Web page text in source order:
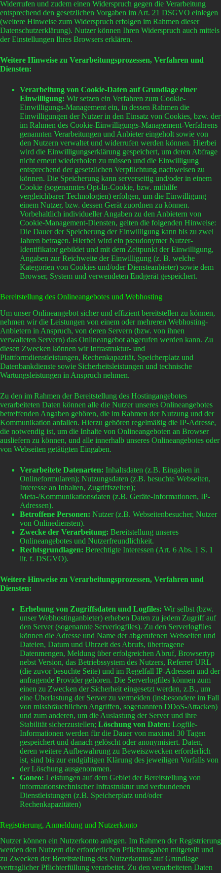
Widerrufen und zudem einen Widerspruch gegen die Verarbeitung
entsprechend den gesetzlichen Vorgaben im Art. 21 DSGVO einlegen
(weitere Hinweise zum Widerspruch erfolgen im Rahmen dieser
Datenschutzerklärung). Nutzer können Ihren Widerspruch auch mittels
der Einstellungen Ihres Browsers erklären.
Weitere Hinweise zu Verarbeitungsprozessen, Verfahren und
Diensten:
Verarbeitung von Cookie-Daten auf Grundlage einer
Einwilligung: Wir setzen ein Verfahren zum Cookie-
Einwilligungs-Management ein, in dessen Rahmen die
Einwilligungen der Nutzer in den Einsatz von Cookies, bzw. der
im Rahmen des Cookie-Einwilligungs-Management-Verfahrens
genannten Verarbeitungen und Anbieter eingeholt sowie von
den Nutzern verwaltet und widerrufen werden können. Hierbei
wird die Einwilligungserklärung gespeichert, um deren Abfrage
nicht erneut wiederholen zu müssen und die Einwilligung
entsprechend der gesetzlichen Verpflichtung nachweisen zu
können. Die Speicherung kann serverseitig und/oder in einem
Cookie (sogenanntes Opt-In-Cookie, bzw. mithilfe
vergleichbarer Technologien) erfolgen, um die Einwilligung
einem Nutzer, bzw. dessen Gerät zuordnen zu können.
Vorbehaltlich individueller Angaben zu den Anbietern von
Cookie-Management-Diensten, gelten die folgenden Hinweise:
Die Dauer der Speicherung der Einwilligung kann bis zu zwei
Jahren betragen. Hierbei wird ein pseudonymer Nutzer-
Identifikator gebildet und mit dem Zeitpunkt der Einwilligung,
Angaben zur Reichweite der Einwilligung (z. B. welche
Kategorien von Cookies und/oder Diensteanbieter) sowie dem
Browser, System und verwendeten Endgerät gespeichert.
Bereitstellung des Onlineangebotes und Webhosting
Um unser Onlineangebot sicher und effizient bereitstellen zu können,
nehmen wir die Leistungen von einem oder mehreren Webhosting-
Anbietern in Anspruch, von deren Servern (bzw. von ihnen
verwalteten Servern) das Onlineangebot abgerufen werden kann. Zu
diesen Zwecken können wir Infrastruktur- und
Plattformdienstleistungen, Rechenkapazität, Speicherplatz und
Datenbankdienste sowie Sicherheitsleistungen und technische
Wartungsleistungen in Anspruch nehmen.
Zu den im Rahmen der Bereitstellung des Hostingangebotes
verarbeiteten Daten können alle die Nutzer unseres Onlineangebotes
betreffenden Angaben gehören, die im Rahmen der Nutzung und der
Kommunikation anfallen. Hierzu gehören regelmäßig die IP-Adresse,
die notwendig ist, um die Inhalte von Onlineangeboten an Browser
ausliefern zu können, und alle innerhalb unseres Onlineangebotes oder
von Webseiten getätigten Eingaben.
Verarbeitete Datenarten: Inhaltsdaten (z.B. Eingaben in
Onlineformularen); Nutzungsdaten (z.B. besuchte Webseiten,
Interesse an Inhalten, Zugriffszeiten);
Meta-/Kommunikationsdaten (z.B. Geräte-Informationen, IP-
Adressen).
Betroffene Personen: Nutzer (z.B. Webseitenbesucher, Nutzer
von Onlinediensten).
Zwecke der Verarbeitung: Bereitstellung unseres
Onlineangebotes und Nutzerfreundlichkeit.
Rechtsgrundlagen: Berechtigte Interessen (Art. 6 Abs. 1 S. 1
lit. f. DSGVO).
Weitere Hinweise zu Verarbeitungsprozessen, Verfahren und
Diensten:
Erhebung von Zugriffsdaten und Logfiles: Wir selbst (bzw.
unser Webhostinganbieter) erheben Daten zu jedem Zugriff auf
den Server (sogenannte Serverlogfiles). Zu den Serverlogfiles
können die Adresse und Name der abgerufenen Webseiten und
Dateien, Datum und Uhrzeit des Abrufs, übertragene
Datenmengen, Meldung über erfolgreichen Abruf, Browsertyp
nebst Version, das Betriebssystem des Nutzers, Referrer URL
(die zuvor besuchte Seite) und im Regelfall IP-Adressen und der
anfragende Provider gehören. Die Serverlogfiles können zum
einen zu Zwecken der Sicherheit eingesetzt werden, z.B., um
eine Überlastung der Server zu vermeiden (insbesondere im Fall
von missbräuchlichen Angriffen, sogenannten DDoS-Attacken)
und zum anderen, um die Auslastung der Server und ihre
Stabilität sicherzustellen; Löschung von Daten: Logfile-
Informationen werden für die Dauer von maximal 30 Tagen
gespeichert und danach gelöscht oder anonymisiert. Daten,
deren weitere Aufbewahrung zu Beweiszwecken erforderlich
ist, sind bis zur endgültigen Klärung des jeweiligen Vorfalls von
der Löschung ausgenommen.
Goneo: Leistungen auf dem Gebiet der Bereitstellung von
informationstechnischer Infrastruktur und verbundenen
Dienstleistungen (z.B. Speicherplatz und/oder
Rechenkapazitäten)
Registrierung, Anmeldung und Nutzerkonto
Nutzer können ein Nutzerkonto anlegen. Im Rahmen der Registrierung
werden den Nutzern die erforderlichen Pflichtangaben mitgeteilt und
zu Zwecken der Bereitstellung des Nutzerkontos auf Grundlage
vertraglicher Pflichterfüllung verarbeitet. Zu den verarbeiteten Daten